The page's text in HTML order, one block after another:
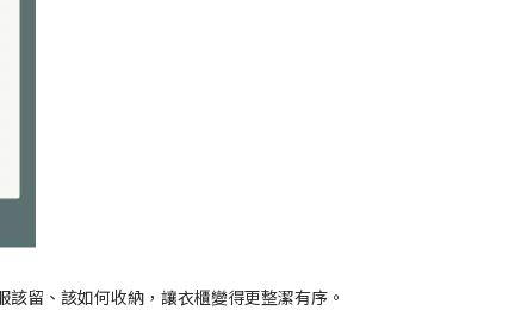
留、該如何收納，讓衣櫃變得更整潔有序。